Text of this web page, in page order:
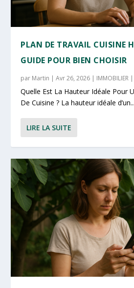
PLAN DE TRAVAIL CUISINE
GUIDE POUR BIEN CHOISIR
par Martin |Avr 26, 2026 | IMMOBILIER |
Quelle Est La Hauteur Idéale Pour
De Cuisine ? La hauteur idéale d’un...
LIRE LA SUITE